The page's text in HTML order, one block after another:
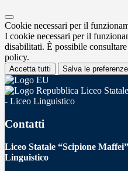
Cookie necessari per il
I cookie necessari per il
disabilitati. È possibile
policy.
Accetta tutti Salva le preferenze
Liceo
- Liceo Linguistico
Contatti
Liceo Statale “Scipione
Linguistico